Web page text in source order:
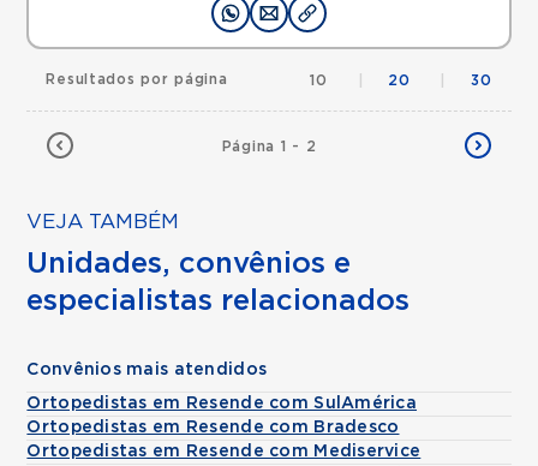
Página 1 - 2
Resultados por página 10 20 30
VEJA TAMBÉM
Unidades, convênios e
especialistas relacionados
Convênios mais atendidos
Ortopedistas em Resende com SulAmérica
Ortopedistas em Resende com Bradesco
Ortopedistas em Resende com Mediservice